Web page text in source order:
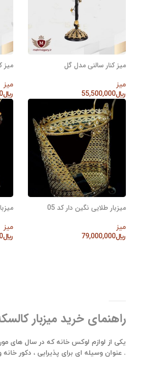
میز کنار سالنی مدل گل
میز
﷼55,500,000
افزودن به سبد خرید
میز
میز
﷼
میزبار طلایی نگین دار کد 05
میز
﷼79,000,000
میز
﷼
راهنمای خرید میزبار
یکی از لوازم لوکس خانه که در سال های
عنوان وسیله ای برای پذیرایی ، دکور خانه و چیدمان استفاده می شود .